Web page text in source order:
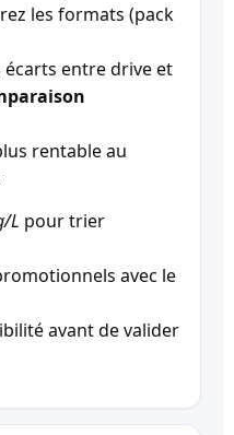
les formats (pack
écarts entre drive et
rentable au
L pour trier
avec le
avant de valider